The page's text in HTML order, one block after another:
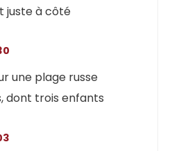
juste à côté
une plage russe
dont trois enfants